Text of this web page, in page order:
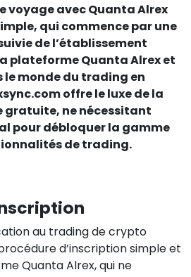
voyage avec Quanta Alrex
qui commence par une
de l’établissement
plateforme Quanta Alrex et
le monde du trading en
offre le luxe de la
gratuite, ne nécessitant
pour débloquer la gamme
de trading.
au trading de crypto
d’inscription simple et
Quanta Alrex, qui ne